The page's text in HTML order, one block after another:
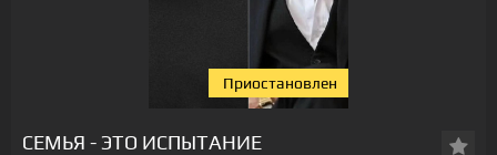
Приостановлен
СЕМЬЯ - ЭТО ИСПЫТАНИЕ